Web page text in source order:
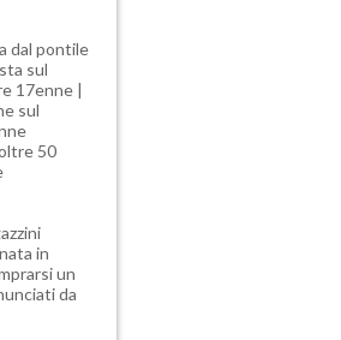
dal pontile
sul
17enne |
sul
50
in
un
da